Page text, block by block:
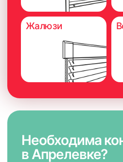
Жалюзи
Необходима
в Апрелевке?